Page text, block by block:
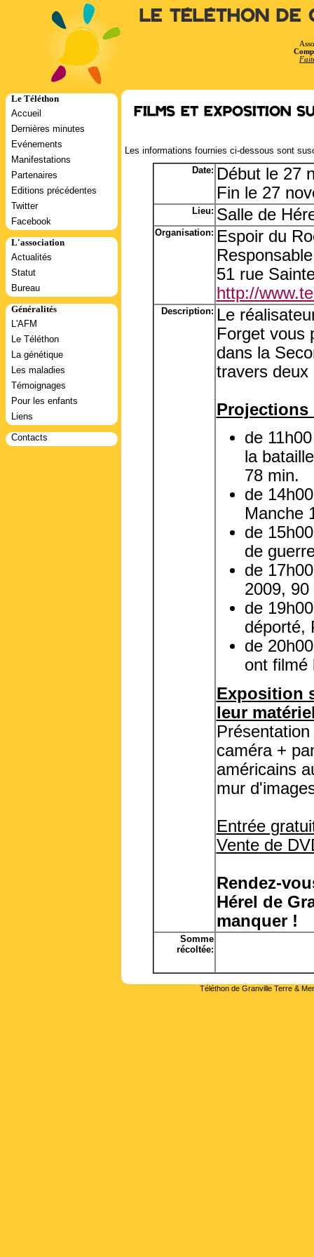
Le Téléthon de
Le Téléthon
Accueil
Dernières minutes
Evénements
Manifestations
Partenaires
Editions précédentes
Twitter
Facebook
L'association
Actualités
Statut
Bureau
Généralités
L'AFM
Le Téléthon
La génétique
Les maladies
Témoignages
Pour les enfants
Liens
Contacts
Films et exposition
Les informations fournies ci-dessous sont
Date: Début le 27
Fin le 27
Lieu: Salle de
Organisation: Espoir du
51 rue
http://
Description: Le
Forget vous
dans la
travers deux
Projections
de
la
78 min.
de
Manche
de
de
de
2009, 90
de
déporté,
de
ont filmé
Exposition
leur
caméra +
américains
mur
Entrée
Vente de
Rendez-
Hérel de
manquer !
Somme
récoltée:
Téléthon de Granville Terre &